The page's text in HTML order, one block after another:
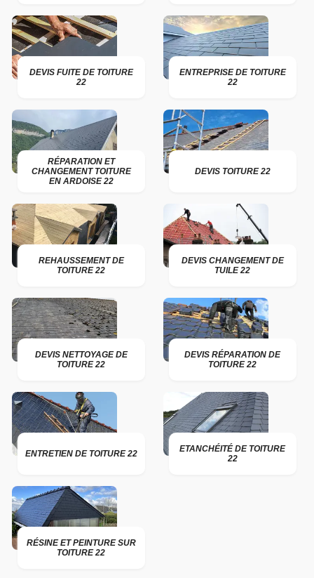
DEVIS FUITE DE TOITURE
22
ENTREPRISE DE TOITURE
22
RÉPARATION ET
CHANGEMENT TOITURE
EN ARDOISE 22
DEVIS TOITURE 22
REHAUSSEMENT DE
TOITURE 22
DEVIS CHANGEMENT DE
TUILE 22
DEVIS NETTOYAGE DE
TOITURE 22
DEVIS RÉPARATION DE
TOITURE 22
ENTRETIEN DE TOITURE 22
ETANCHÉITÉ DE TOITURE
22
RÉSINE ET PEINTURE SUR
TOITURE 22